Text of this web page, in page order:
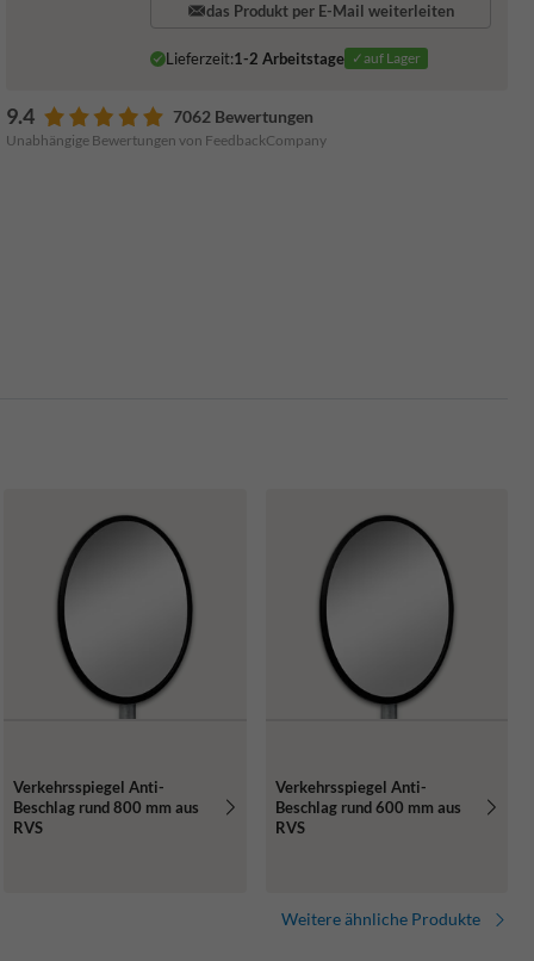
das Produkt per E-Mail weiterleiten
Lieferzeit:1-2 Arbeitstage ✓auf Lager
9.4 7062 Bewertungen
Unabhängige Bewertungen von FeedbackCompany
Verkehrsspiegel Anti-
Beschlag rund 800 mm aus
RVS
Verkehrsspiegel Anti-
Beschlag rund 600 mm aus
RVS
Weitere ähnliche Produkte